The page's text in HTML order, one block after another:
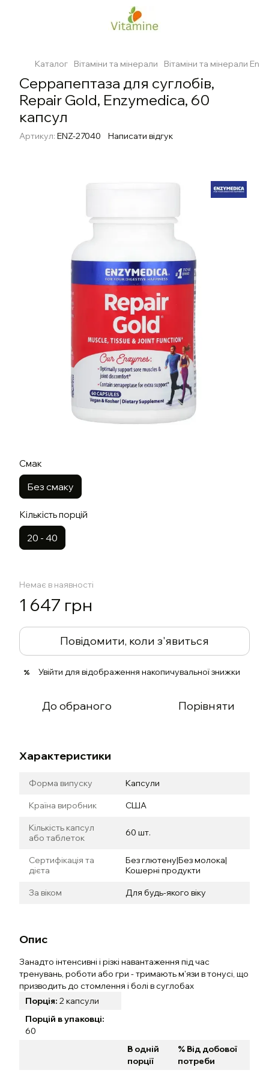
Каталог Вітаміни та мінерали Вітаміни та мінерали
Серрапептаза для суглобів,
Repair Gold, Enzymedica, 60
капсул
Артикул: ENZ-27040 Написати відгук
Смак
Без смаку
Кількість порцій
20 - 40
Немає в наявності
1 647 грн
Повідомити, коли з'явиться
% Увійти для відображення накопичувальної знижки
До обраного Порівняти
Характеристики
Форма випуску Капсули
Країна виробник США
Кількість капсул
або таблеток
60 шт.
Сертифікація та
дієта
Без глютену|Без молока|
Кошерні продукти
За віком Для будь-якого віку
Опис
Занадто інтенсивні і різкі навантаження під час
тренувань, роботи або гри - тримають м'язи в тонусі, що
призводить до стомлення і болі в суглобах
Порція: 2 капсули
Порцій в упаковці:
60
В одній
порції
% Від добової
потреби